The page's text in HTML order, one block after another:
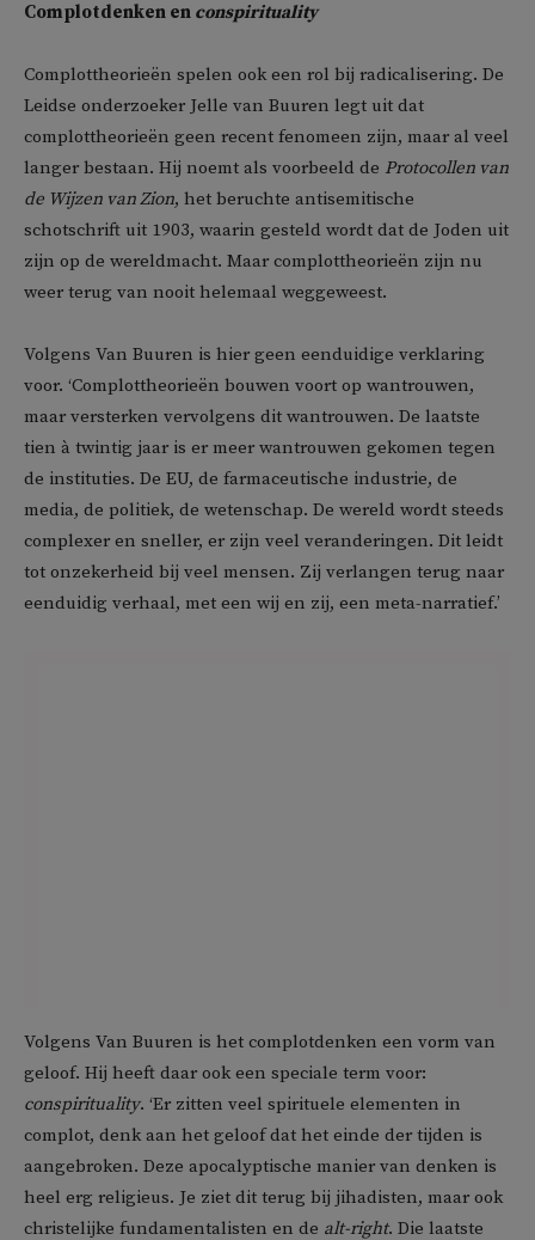
Complotdenken en conspirituality
Complottheorieën spelen ook een rol bij radicalisering. De
Leidse onderzoeker Jelle van Buuren legt uit dat
complottheorieën geen recent fenomeen zijn, maar al veel
langer bestaan. Hij noemt als voorbeeld de Protocollen van
de Wijzen van Zion, het beruchte antisemitische
schotschrift uit 1903, waarin gesteld wordt dat de Joden uit
zijn op de wereldmacht. Maar complottheorieën zijn nu
weer terug van nooit helemaal weggeweest.
Volgens Van Buuren is hier geen eenduidige verklaring
voor. ‘Complottheorieën bouwen voort op wantrouwen,
maar versterken vervolgens dit wantrouwen. De laatste
tien à twintig jaar is er meer wantrouwen gekomen tegen
de instituties. De EU, de farmaceutische industrie, de
media, de politiek, de wetenschap. De wereld wordt steeds
complexer en sneller, er zijn veel veranderingen. Dit leidt
tot onzekerheid bij veel mensen. Zij verlangen terug naar
eenduidig verhaal, met een wij en zij, een meta-narratief.’
Volgens Van Buuren is het complotdenken een vorm van
geloof. Hij heeft daar ook een speciale term voor:
conspirituality. ‘Er zitten veel spirituele elementen in
complot, denk aan het geloof dat het einde der tijden is
aangebroken. Deze apocalyptische manier van denken is
heel erg religieus. Je ziet dit terug bij jihadisten, maar ook
christelijke fundamentalisten en de alt-right. Die laatste